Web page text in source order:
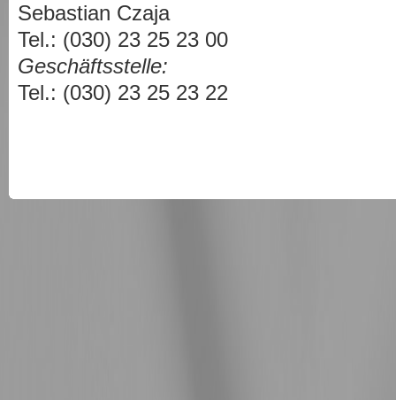
Sebastian Czaja
Tel.: (030) 23 25 23 00
Geschäftsstelle:
Tel.: (030) 23 25 23 22